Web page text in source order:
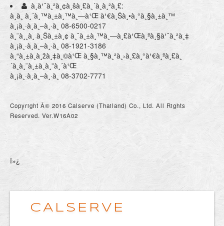
à¸à¹ˆà¸²à¸¢à¸šà¸£à¸´à¸à¸²à¸£:
à¸­à¸ à¸´à¸™à¸±à¸™à¸—à¹Œ à¹€à¸Šà¸•à¸°à¸§à¸±à¸™
à¸¡à¸·à¸­à¸–à¸·à¸­ 08-6500-0217
à¸¨à¸¸à¸ à¸Šà¸±à¸¢ à¸ˆà¸±à¸™à¸—à¸£à¹Œà¸ªà¸§à¹ˆà¸²à¸‡
à¸¡à¸·à¸­à¸–à¸·à¸­ 08-1921-3186
à¸“à¸±à¸à¸žà¸‡à¸©à¹Œ à¸§à¸™à¸²à¸›à¸£à¸°à¹€à¸ªà¸£à¸
´à¸à¸¨à¸±à¸à¸”à¸´à¹Œ
à¸¡à¸·à¸­à¸–à¸·à¸­ 08-3702-7771
Copyright Â© 2016 Calserve (Thailand) Co., Ltd. All Rights
Reserved. Ver.W16A02
ï»¿
CALSERVE